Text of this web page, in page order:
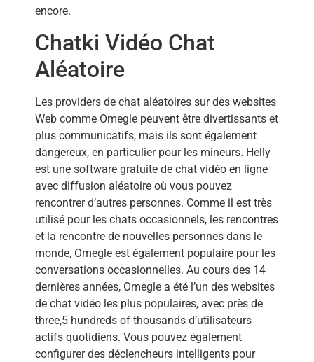
encore.
Chatki Vidéo Chat
Aléatoire
Les providers de chat aléatoires sur des websites
Web comme Omegle peuvent être divertissants et
plus communicatifs, mais ils sont également
dangereux, en particulier pour les mineurs. Helly
est une software gratuite de chat vidéo en ligne
avec diffusion aléatoire où vous pouvez
rencontrer d’autres personnes. Comme il est très
utilisé pour les chats occasionnels, les rencontres
et la rencontre de nouvelles personnes dans le
monde, Omegle est également populaire pour les
conversations occasionnelles. Au cours des 14
dernières années, Omegle a été l’un des websites
de chat vidéo les plus populaires, avec près de
three,5 hundreds of thousands d’utilisateurs
actifs quotidiens. Vous pouvez également
configurer des déclencheurs intelligents pour